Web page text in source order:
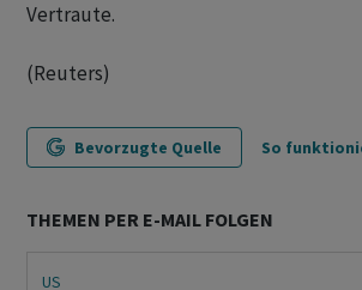
Vertraute.
(Reuters)
Bevorzugte Quelle So
THEMEN PER E-MAIL FOLGEN
US